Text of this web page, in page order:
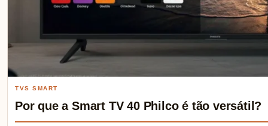
TVS SMART
Por que a Smart TV 40 Philco é tão versátil?